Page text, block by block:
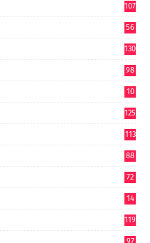
107
56
130
98
10
125
113
88
72
14
119